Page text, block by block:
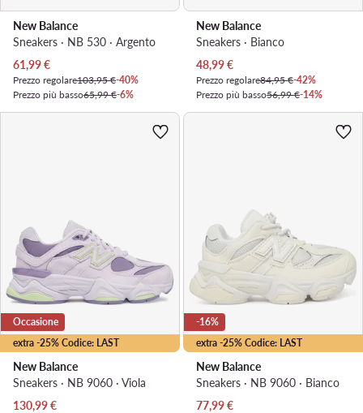
New Balance
Sneakers · NB 530 · Argento
Prezzo attuale
61,99€
Prezzo regolare103,95 €-40%
Prezzo più basso65,99 €-6%
New Balance
Sneakers · Bianco
Prezzo attuale
48,99€
Prezzo regolare84,95 €-42%
Prezzo più basso56,99 €-14%
extra -25% Codice: LAST
Occasione
New Balance
Sneakers · NB 9060 · Viola
Prezzo attuale
130,99€
extra -25% Codice: LAST
-16%
New Balance
Sneakers · NB 9060 · Bianco
Prezzo attuale
77,99€